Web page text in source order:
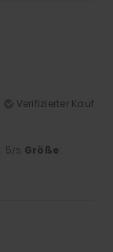
Verifizierter Kauf
: 5/5 Größe: